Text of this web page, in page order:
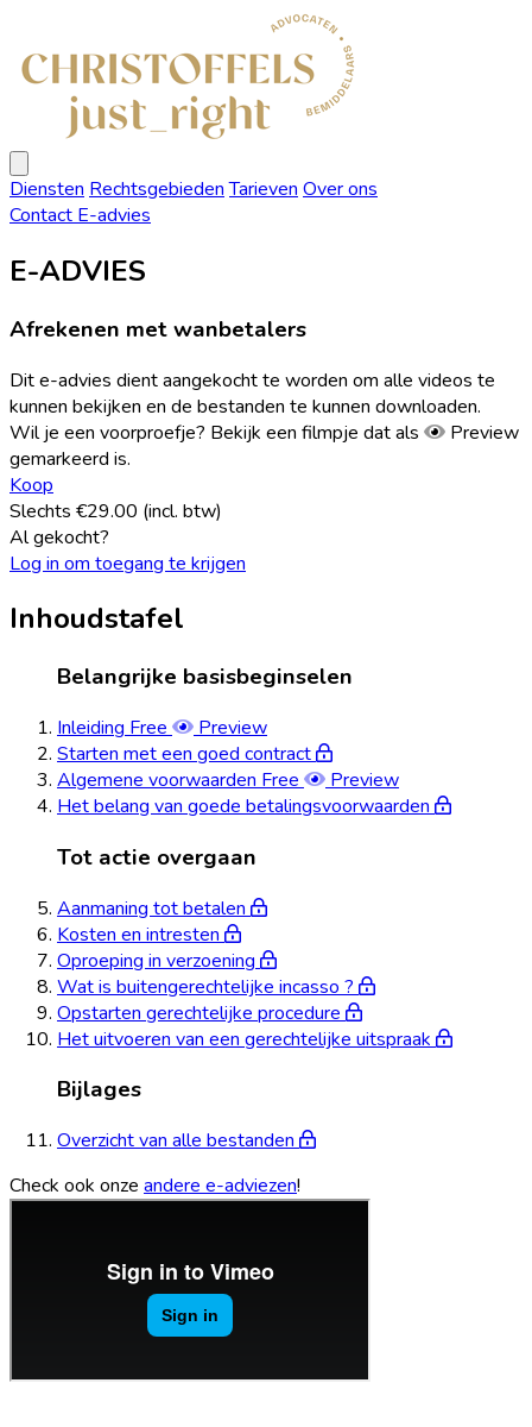
Advocaten
menu
Diensten Rechtsgebieden Tarieven Over ons
Contact E-advies
E-ADVIES
Afrekenen met wanbetalers
Dit e-advies dient aangekocht te worden om alle videos te
kunnen bekijken en de bestanden te kunnen downloaden.
Wil je een voorproefje? Bekijk een filmpje dat als
Preview
gemarkeerd is.
Koop
Slechts €29.00 (incl. btw)
Al gekocht?
Log in om toegang te krijgen
Inhoudstafel
Belangrijke basisbeginselen
Inleiding Free
Preview
Starten met een goed contract
Algemene voorwaarden Free
Preview
Het belang van goede betalingsvoorwaarden
Tot actie overgaan
Aanmaning tot betalen
Kosten en intresten
Oproeping in verzoening
Wat is buitengerechtelijke incasso ?
Opstarten gerechtelijke procedure
Het uitvoeren van een gerechtelijke uitspraak
Bijlages
Overzicht van alle bestanden
Check ook onze andere e-adviezen!